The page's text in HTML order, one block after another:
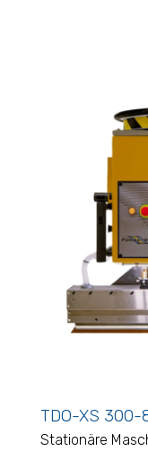
TDO-XS 300-
Stationäre